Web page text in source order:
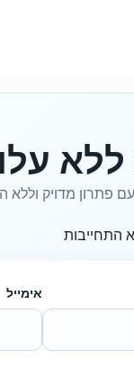
פתרון מדויק וללא
התחייבות
אימייל